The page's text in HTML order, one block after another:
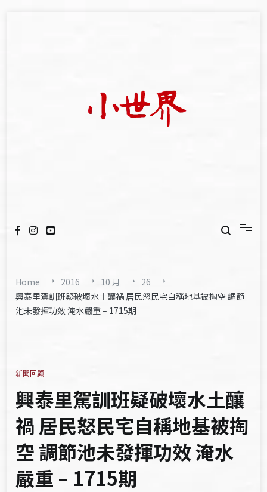
Home 2016 10 月
26
興泰里駕訓班疑破壞水土釀禍 居民怒民宅自稱地基被掏空 調節
池未發揮功效 淹水嚴重 – 1715期
新聞回顧
興泰里駕訓班疑破壞水土釀
禍 居民怒民宅自稱地基被掏
空 調節池未發揮功效 淹水
嚴重 – 1715期